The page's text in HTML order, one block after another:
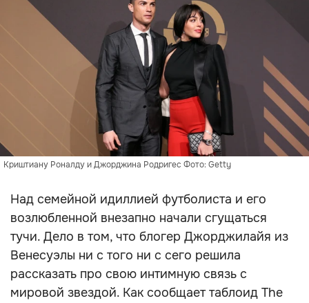
Криштиану Роналду и Джорджина Родригес Фото: Getty
Над семейной идиллией футболиста и его
возлюбленной внезапно начали сгущаться
тучи. Дело в том, что блогер Джорджилайя из
Венесуэлы ни с того ни с сего решила
рассказать про свою интимную связь с
мировой звездой. Как сообщает таблоид The